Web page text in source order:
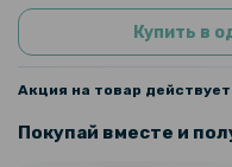
Купить в
Акция на товар
Покупай вместе и